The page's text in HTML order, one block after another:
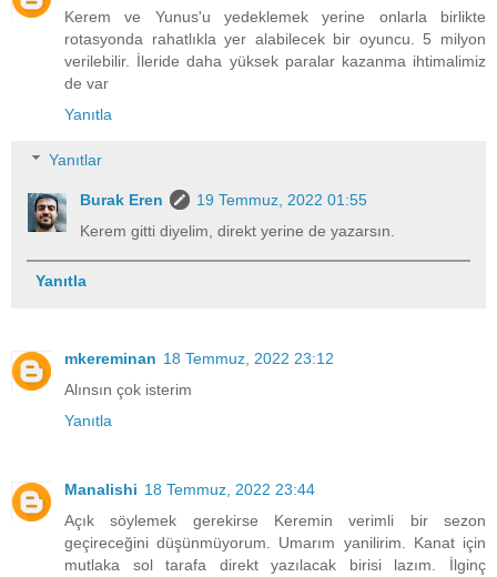
Kerem ve Yunus'u yedeklemek yerine onlarla birlikte
rotasyonda rahatlıkla yer alabilecek bir oyuncu. 5 milyon
verilebilir. İleride daha yüksek paralar kazanma ihtimalimiz
de var
Yanıtla
Yanıtlar
Burak Eren
19 Temmuz, 2022 01:55
Kerem gitti diyelim, direkt yerine de yazarsın.
Yanıtla
mkereminan 18 Temmuz, 2022 23:12
Alınsın çok isterim
Yanıtla
Manalishi 18 Temmuz, 2022 23:44
Açık söylemek gerekirse Keremin verimli bir sezon
geçireceğini düşünmüyorum. Umarım yanilirim. Kanat için
mutlaka sol tarafa direkt yazılacak birisi lazım. İlginç